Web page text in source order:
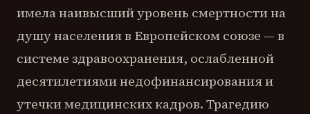
имела наивысший уровень смертности на
душу населения в Европейском союзе — в
системе здравоохранения, ослабленной
десятилетиями недофинансирования и
утечки медицинских кадров. Трагедию